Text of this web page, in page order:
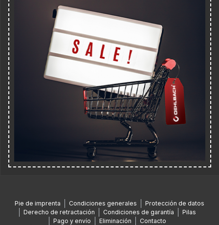
Pie de imprenta Condiciones generales
Protección de datos
Derecho de retractación
Condiciones de garantía
Pilas
Pago y envío
Eliminación
Contacto